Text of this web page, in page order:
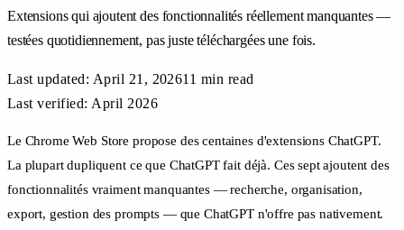
Extensions qui ajoutent des fonctionnalités réellement manquantes —
testées quotidiennement, pas juste téléchargées une fois.
Last updated: April 21, 202611 min read
Last verified: April 2026
Le Chrome Web Store propose des centaines d'extensions ChatGPT.
La plupart dupliquent ce que ChatGPT fait déjà. Ces sept ajoutent des
fonctionnalités vraiment manquantes — recherche, organisation,
export, gestion des prompts — que ChatGPT n'offre pas nativement.